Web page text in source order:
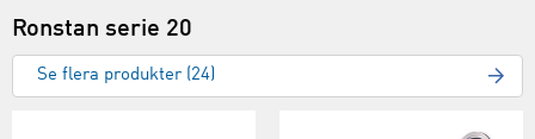
Ronstan serie 20
Se flera produkter (24)